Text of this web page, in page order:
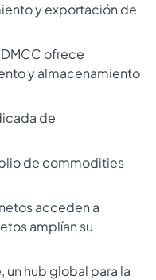
y exportación de
ofrece
y almacenamiento
de
de commodities
acceden a
amplían su
un hub global para la